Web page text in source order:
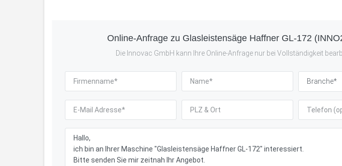
Online-Anfrage zu Glasleistensäge Haffner GL-172
Die Innovac GmbH kann Ihre Online-Anfrage nur bei Vollständigkeit